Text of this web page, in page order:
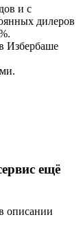
и с
дилеров
Избербаше
ещё
описании